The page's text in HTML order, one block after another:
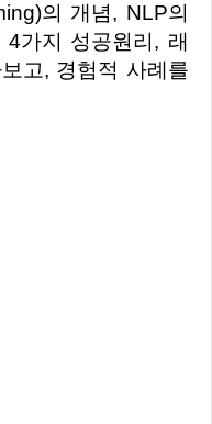
의 개념, NLP의
가지 성공원리, 래
고, 경험적 사례를